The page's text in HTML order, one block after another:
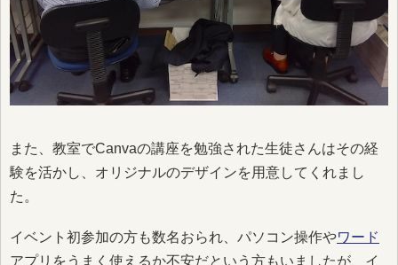
また、教室でCanvaの講座を勉強された生徒さんはその経
験を活かし、オリジナルのデザインを用意してくれまし
た。
イベント初参加の方も数名おられ、パソコン操作やワード
アプリをうまく使えるか不安だという方もいましたが、イ